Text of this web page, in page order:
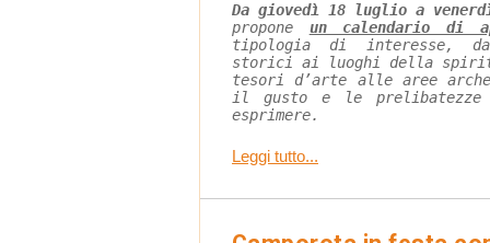
Da giovedì 18 luglio a
propone un calendario di
tipologia di interesse,
storici ai luoghi della
tesori d’arte alle aree
il gusto e le
esprimere.
Leggi tutto...